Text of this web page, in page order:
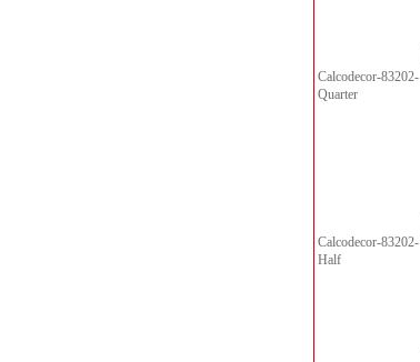
Calcodecor-83202-
Quarter
Calcodecor-83202-
Half